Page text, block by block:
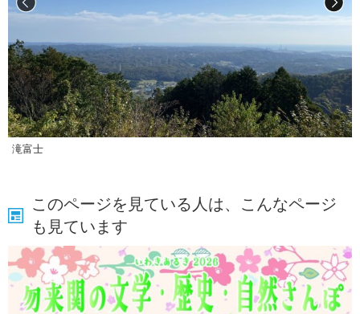
滝富士
このページを見ている人は、こんなページ
も見ています